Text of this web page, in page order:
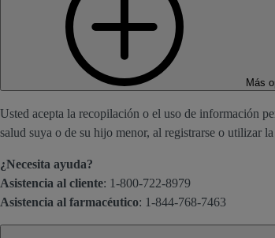
Más
Usted acepta la recopilación o el uso de información
salud suya o de su hijo menor, al registrarse o utilizar
¿Necesita ayuda?
Asistencia al cliente: 1-800-722-8979
Asistencia al farmacéutico: 1-844-768-7463